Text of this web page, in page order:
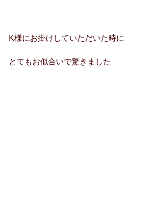
K様にお掛けしていただいた時に
とてもお似合いで驚きました